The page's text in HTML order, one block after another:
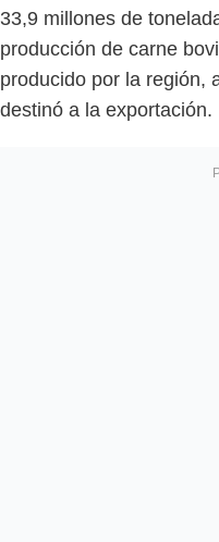
33,9 millones de
producción de carne
producido por la región,
destinó a la exportación.